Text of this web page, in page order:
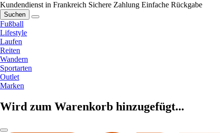
Kundendienst in Frankreich Sichere Zahlung Einfache Rückgabe
Suchen
Fußball
Lifestyle
Laufen
Reiten
Wandern
Sportarten
Outlet
Marken
Wird zum Warenkorb hinzugefügt...